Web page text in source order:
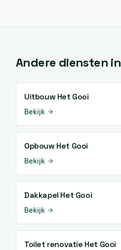
Andere diensten in
Uitbouw Het Gooi
Bekijk
Opbouw Het Gooi
Bekijk
Dakkapel Het Gooi
Bekijk
Toilet renovatie Het Gooi